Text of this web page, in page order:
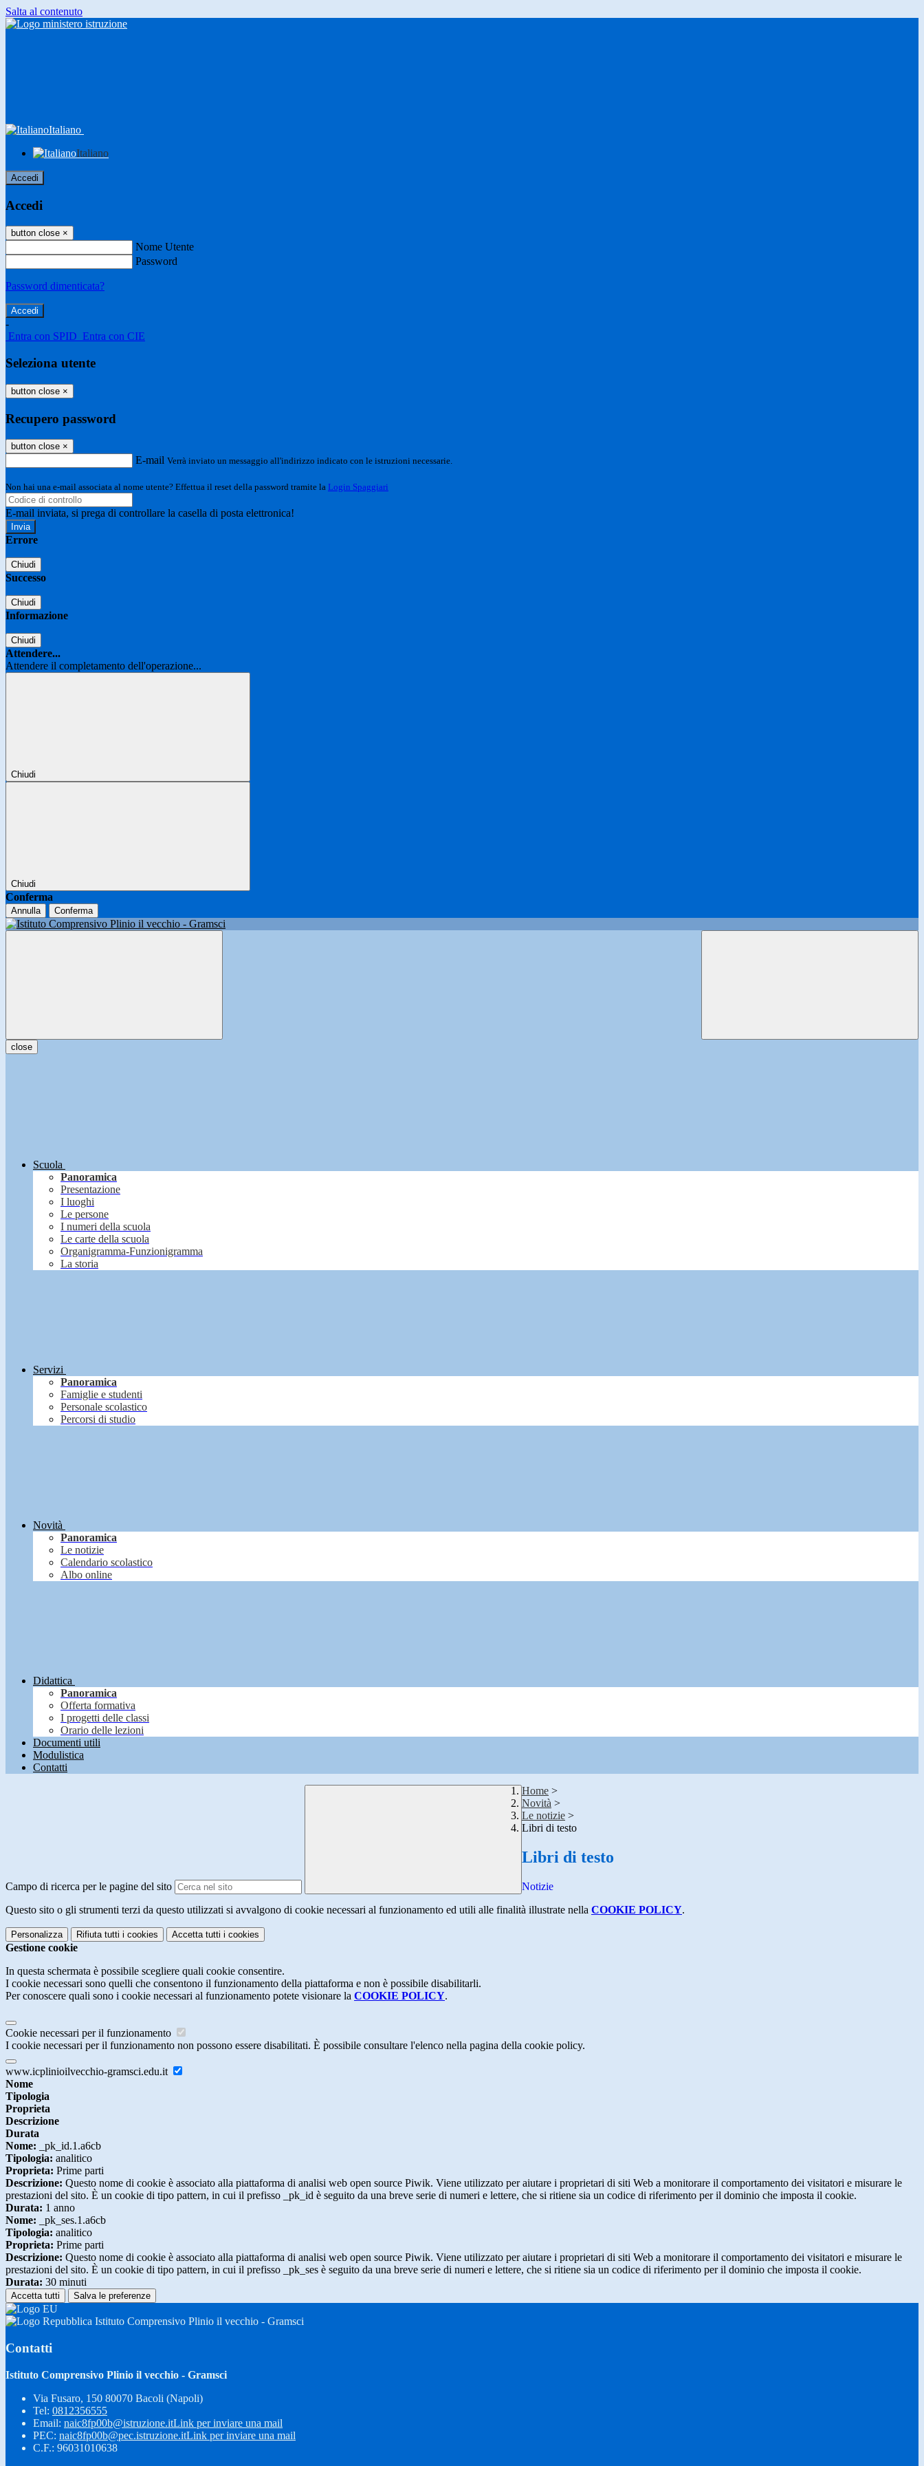
Salta al contenuto
Italiano
Italiano
Accedi
Accedi
button close ×
Nome Utente
Password
Password dimenticata?
-
Entra con SPID Entra con CIE
Seleziona utente
button close ×
Recupero password
button close ×
E-mail Verrà inviato un messaggio all'indirizzo indicato con le istruzioni necessarie.
Non hai una e-mail associata al nome utente? Effettua il reset della password tramite la Login Spaggiari
E-mail inviata, si prega di controllare la casella di posta elettronica!
Errore
Chiudi
Successo
Chiudi
Informazione
Chiudi
Attendere...
Attendere il completamento dell'operazione...
Chiudi
Chiudi
Conferma
Annulla Conferma
close
Scuola
Panoramica
Presentazione
I luoghi
Le persone
I numeri della scuola
Le carte della scuola
Organigramma-Funzionigramma
La storia
Servizi
Panoramica
Famiglie e studenti
Personale scolastico
Percorsi di studio
Novità
Panoramica
Le notizie
Calendario scolastico
Albo online
Didattica
Panoramica
Offerta formativa
I progetti delle classi
Orario delle lezioni
Documenti utili
Modulistica
Contatti
Campo di ricerca per le pagine del sito
Home >
Novità >
Le notizie >
Libri di testo
Libri di testo
Notizie
Questo sito o gli strumenti terzi da questo utilizzati si avvalgono di cookie necessari al funzionamento ed utili alle finalità illustrate nella COOKIE POLICY.
Personalizza Rifiuta tutti i cookies Accetta tutti i cookies
Gestione cookie
In questa schermata è possibile scegliere quali cookie consentire.
I cookie necessari sono quelli che consentono il funzionamento della piattaforma e non è possibile disabilitarli.
Per conoscere quali sono i cookie necessari al funzionamento potete visionare la COOKIE POLICY.
Cookie necessari per il funzionamento
I cookie necessari per il funzionamento non possono essere disabilitati. È possibile consultare l'elenco nella pagina della cookie policy.
www.icplinioilvecchio-gramsci.edu.it
Nome
Tipologia
Proprieta
Descrizione
Durata
Nome: _pk_id.1.a6cb
Tipologia: analitico
Proprieta: Prime parti
Descrizione: Questo nome di cookie è associato alla piattaforma di analisi web open source Piwik. Viene utilizzato per aiutare i proprietari di siti Web a monitorare il comportamento dei visitatori e misurare le
prestazioni del sito. È un cookie di tipo pattern, in cui il prefisso _pk_id è seguito da una breve serie di numeri e lettere, che si ritiene sia un codice di riferimento per il dominio che imposta il cookie.
Durata: 1 anno
Nome: _pk_ses.1.a6cb
Tipologia: analitico
Proprieta: Prime parti
Descrizione: Questo nome di cookie è associato alla piattaforma di analisi web open source Piwik. Viene utilizzato per aiutare i proprietari di siti Web a monitorare il comportamento dei visitatori e misurare le
prestazioni del sito. È un cookie di tipo pattern, in cui il prefisso _pk_ses è seguito da una breve serie di numeri e lettere, che si ritiene sia un codice di riferimento per il dominio che imposta il cookie.
Durata: 30 minuti
Accetta tutti Salva le preferenze
Istituto Comprensivo Plinio il vecchio - Gramsci
Contatti
Istituto Comprensivo Plinio il vecchio - Gramsci
Via Fusaro, 150 80070 Bacoli (Napoli)
Tel: 0812356555
Email: naic8fp00b@istruzione.itLink per inviare una mail
PEC: naic8fp00b@pec.istruzione.itLink per inviare una mail
C.F.: 96031010638